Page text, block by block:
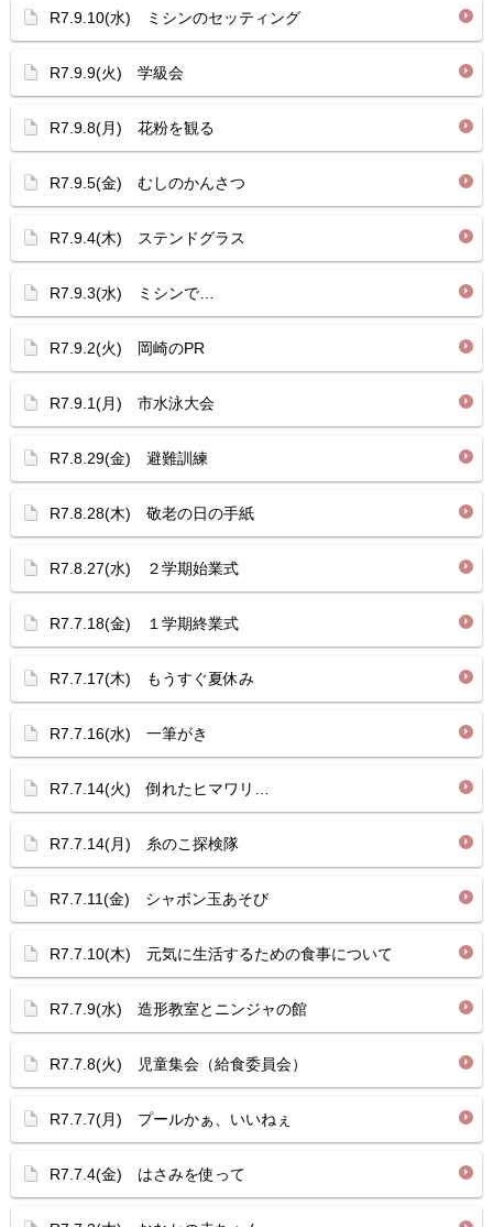
R7.9.10(水) ミシンのセッティング
R7.9.9(火) 学級会
R7.9.8(月) 花粉を観る
R7.9.5(金) むしのかんさつ
R7.9.4(木) ステンドグラス
R7.9.3(水) ミシンで…
R7.9.2(火) 岡崎のPR
R7.9.1(月) 市水泳大会
R7.8.29(金) 避難訓練
R7.8.28(木) 敬老の日の手紙
R7.8.27(水) ２学期始業式
R7.7.18(金) １学期終業式
R7.7.17(木) もうすぐ夏休み
R7.7.16(水) 一筆がき
R7.7.14(火) 倒れたヒマワリ…
R7.7.14(月) 糸のこ探検隊
R7.7.11(金) シャボン玉あそび
R7.7.10(木) 元気に生活するための食事について
R7.7.9(水) 造形教室とニンジャの館
R7.7.8(火) 児童集会（給食委員会）
R7.7.7(月) プールかぁ、いいねぇ
R7.7.4(金) はさみを使って